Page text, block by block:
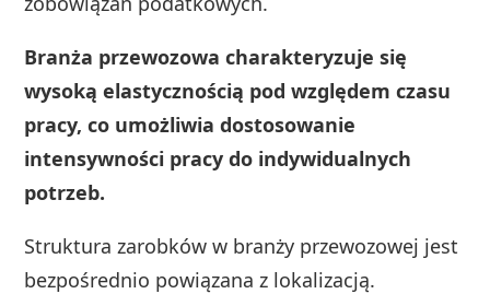
Branża przewozowa charakteryzuje się
wysoką elastycznością pod względem czasu
pracy, co umożliwia dostosowanie
intensywności pracy do indywidualnych
potrzeb.
Struktura zarobków w branży przewozowej jest
bezpośrednio powiązana z lokalizacją.